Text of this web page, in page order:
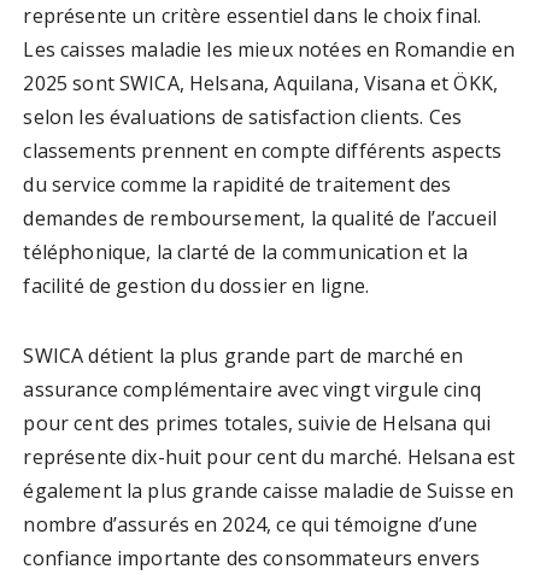
représente un critère essentiel dans le choix final.
Les caisses maladie les mieux notées en Romandie en
2025 sont SWICA, Helsana, Aquilana, Visana et ÖKK,
selon les évaluations de satisfaction clients. Ces
classements prennent en compte différents aspects
du service comme la rapidité de traitement des
demandes de remboursement, la qualité de l’accueil
téléphonique, la clarté de la communication et la
facilité de gestion du dossier en ligne.
SWICA détient la plus grande part de marché en
assurance complémentaire avec vingt virgule cinq
pour cent des primes totales, suivie de Helsana qui
représente dix-huit pour cent du marché. Helsana est
également la plus grande caisse maladie de Suisse en
nombre d’assurés en 2024, ce qui témoigne d’une
confiance importante des consommateurs envers